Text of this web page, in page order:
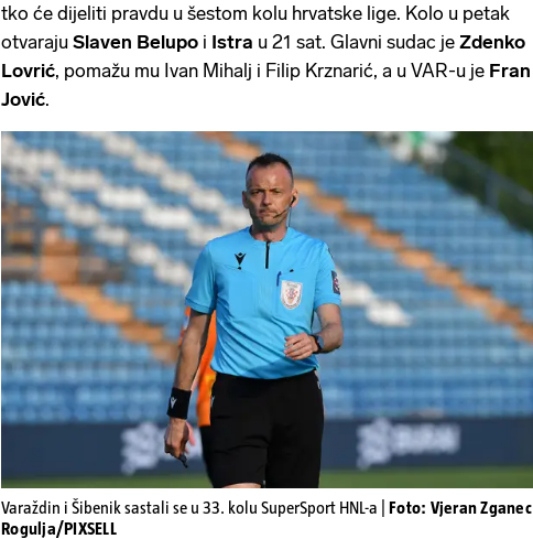
tko će dijeliti pravdu u šestom kolu hrvatske lige. Kolo u petak
otvaraju Slaven Belupo i Istra u 21 sat. Glavni sudac je Zdenko
Lovrić, pomažu mu Ivan Mihalj i Filip Krznarić, a u VAR-u je Fran
Jović.
Varaždin i Šibenik sastali se u 33. kolu SuperSport HNL-a | Foto: Vjeran Zganec
Rogulja/PIXSELL